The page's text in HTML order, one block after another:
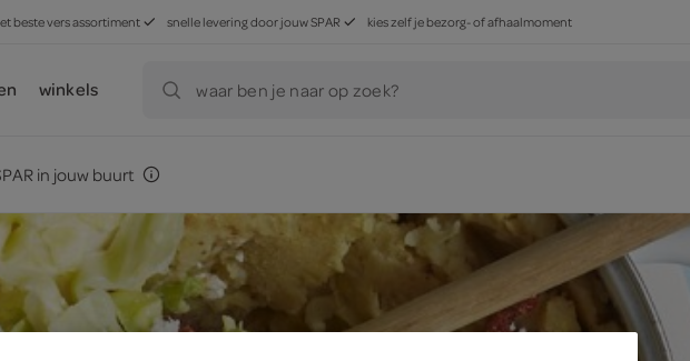
beste vers assortiment snelle levering door jouw SPAR kies zelf je bezorg- of afhaalmoment
winkels waar ben je naar op zoek?
in jouw buurt